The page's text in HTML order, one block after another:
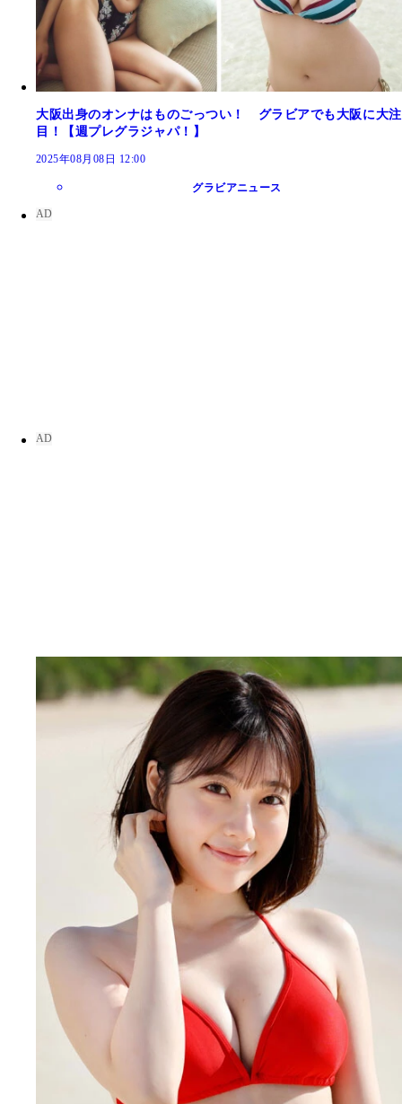
大阪出身のオンナはものごっつい！ グラビアでも大阪に大注
目！【週プレグラジャパ！】
2025年08月08日 12:00
グラビアニュース